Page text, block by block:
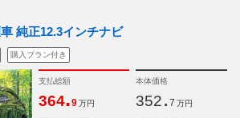
純正12.3インチナビ
購入プラン付き
支払総額
364.9 万円
本体価格
352. 7 万円